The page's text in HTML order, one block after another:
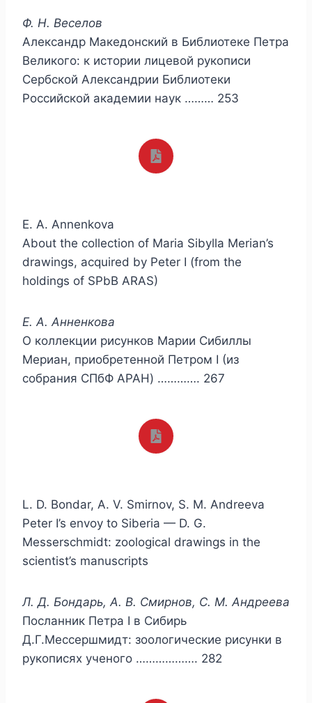
Ф. Н. Веселов
Александр Македонский в Библиотеке Петра
Великого: к истории лицевой рукописи
Сербской Александрии Библиотеки
Российской академии наук ……… 253
E. A. Annenkova
About the collection of Maria Sibylla Merian’s
drawings, acquired by Peter I (from the
holdings of SPbB ARAS)
Е. А. Анненкова
О коллекции рисунков Марии Сибиллы
Мериан, приобретенной Петром I (из
собрания СПбФ АРАН) …………. 267
L. D. Bondar, A. V. Smirnov, S. M. Andreeva
Peter I’s envoy to Siberia — D. G.
Messerschmidt: zoological drawings in the
scientist’s manuscripts
Л. Д. Бондарь, А. В. Смирнов, С. М. Андреева
Посланник Петра I в Сибирь
Д.Г.Мессершмидт: зоологические рисунки в
рукописях ученого ………………. 282